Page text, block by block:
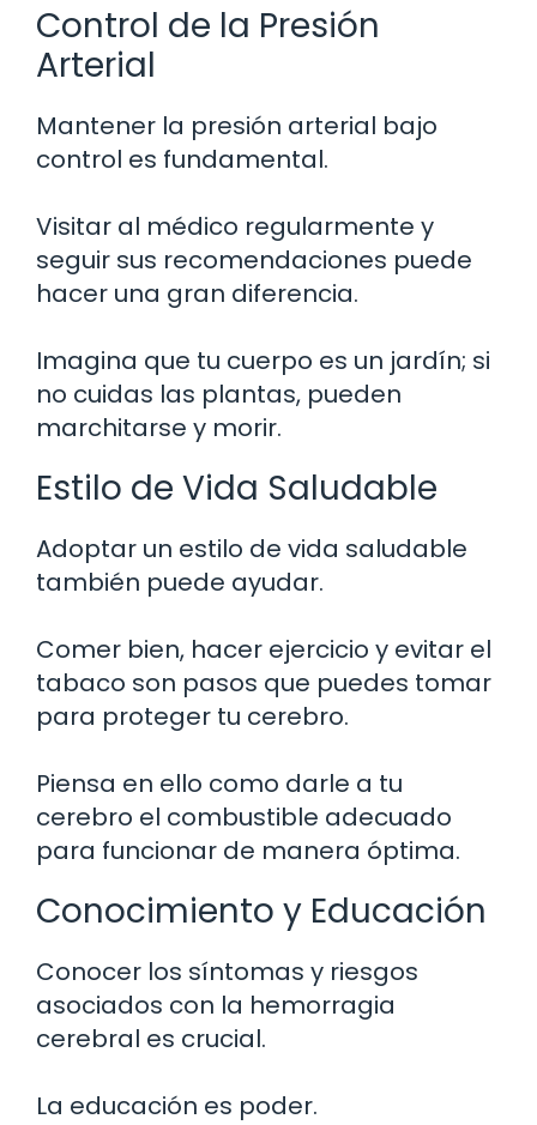
Control de la Presión
Arterial
Mantener la presión arterial bajo
control es fundamental.
Visitar al médico regularmente y
seguir sus recomendaciones puede
hacer una gran diferencia.
Imagina que tu cuerpo es un jardín; si
no cuidas las plantas, pueden
marchitarse y morir.
Estilo de Vida Saludable
Adoptar un estilo de vida saludable
también puede ayudar.
Comer bien, hacer ejercicio y evitar el
tabaco son pasos que puedes tomar
para proteger tu cerebro.
Piensa en ello como darle a tu
cerebro el combustible adecuado
para funcionar de manera óptima.
Conocimiento y Educación
Conocer los síntomas y riesgos
asociados con la hemorragia
cerebral es crucial.
La educación es poder.